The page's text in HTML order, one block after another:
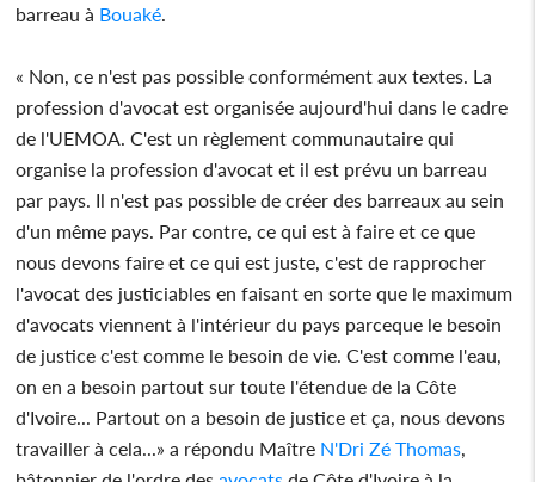
barreau à Bouaké
« Non, ce n'est pas possible conformément aux textes. La
profession d'avocat est organisée aujourd'hui dans le cadre
de l'UEMOA. C'est un règlement communautaire qui
organise la profession d'avocat et il est prévu un barreau
par pays. Il n'est pas possible de créer des barreaux au sein
d'un même pays. Par contre, ce qui est à faire et ce que
nous devons faire et ce qui est juste, c'est de rapprocher
l'avocat des justiciables en faisant en sorte que le maximum
d'avocats viennent à l'intérieur du pays parceque le besoin
de justice c'est comme le besoin de vie. C'est comme l'eau,
on en a besoin partout sur toute l'étendue de la Côte
d'Ivoire... Partout on a besoin de justice et ça, nous devons
travailler à cela...» a répondu Maître N'Dri Zé Thomas